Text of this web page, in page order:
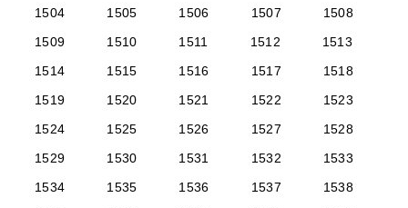
1504
1505 1506 1507
1508
1509
1510 1511 1512
1513
1514
1515 1516 1517
1518
1519
1520 1521 1522
1523
1524
1525 1526 1527
1528
1529
1530 1531 1532
1533
1534
1535 1536 1537
1538